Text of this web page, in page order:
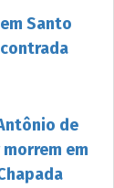
Santo
de
morrem em